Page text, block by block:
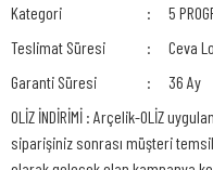
Kategori
5
Teslimat Süresi
Ceva
Garanti Süresi
36 Ay
OLİZ İNDİRİMİ : Arçelik-OLİZ
siparişiniz sonrası müşteri